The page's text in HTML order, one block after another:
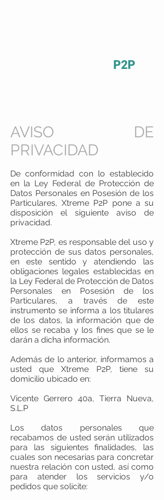
P2P
AVISO DE
PRIVACIDAD
De conformidad con lo establecido
en la Ley Federal de Protección de
Datos Personales en Posesión de los
Particulares, Xtreme P2P pone a su
disposición el siguiente aviso de
privacidad.
Xtreme P2P, es responsable del uso y
protección de sus datos personales,
en este sentido y atendiendo las
obligaciones legales establecidas en
la Ley Federal de Protección de Datos
Personales en Posesión de los
Particulares, a través de este
instrumento se informa a los titulares
de los datos, la información que de
ellos se recaba y los fines que se le
darán a dicha información.
Además de lo anterior, informamos a
usted que Xtreme P2P, tiene su
domicilio ubicado en:
Vicente Gerrero 40a, Tierra Nueva,
S.L.P
Los datos personales que
recabamos de usted serán utilizados
para las siguientes finalidades, las
cuales son necesarias para concretar
nuestra relación con usted, así como
para atender los servicios y/o
pedidos que solicite: